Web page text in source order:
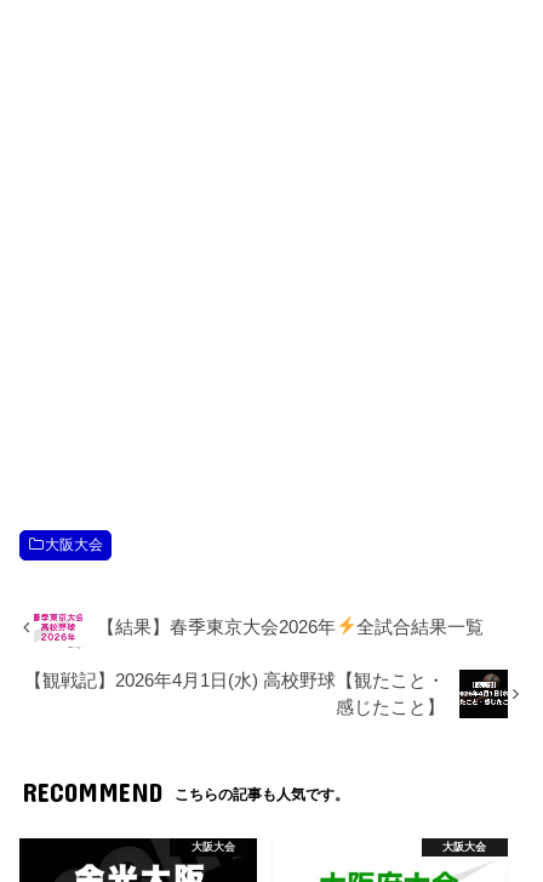
大阪大会
【結果】春季東京大会2026年 全試合結果一覧
【観戦記】2026年4月1日(水) 高校野球【観たこと・
感じたこと】
RECOMMEND こちらの記事も人気です。
大阪大会 大阪大会